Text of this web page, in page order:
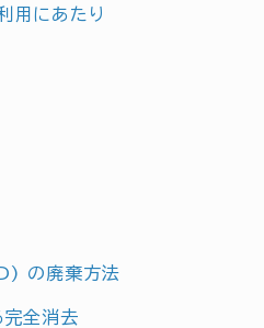
用にあたり
の廃棄方法
完全消去